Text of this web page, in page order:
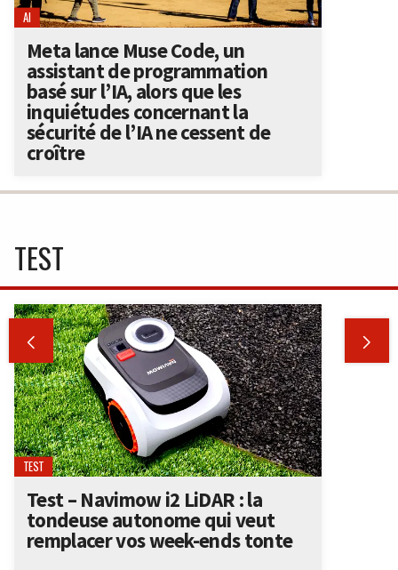
AI
Meta lance Muse Code, un
assistant de programmation
basé sur l’IA, alors que les
inquiétudes concernant la
sécurité de l’IA ne cessent de
croître
TEST
 
TEST
Test – Navimow i2 LiDAR : la
tondeuse autonome qui veut
remplacer vos week-ends tonte